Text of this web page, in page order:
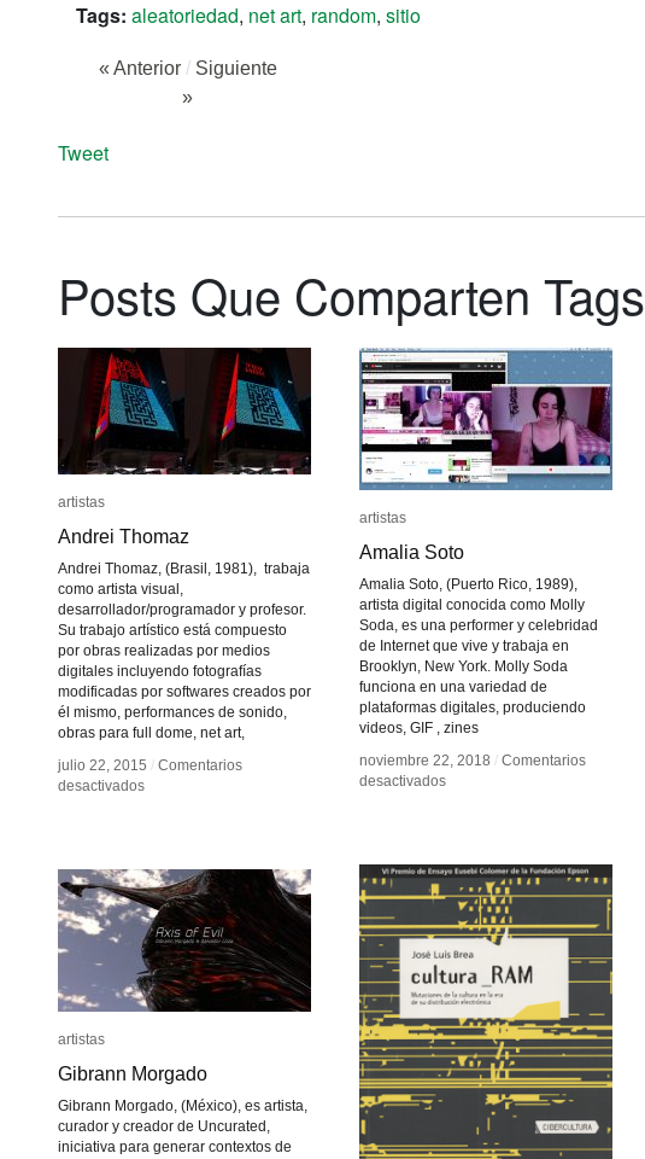
Tags: aleatoriedad, net art, random, sitio
« Anterior / Siguiente
»
Tweet
Posts Que Comparten Tags
artistas
Andrei Thomaz
Andrei Thomaz, (Brasil, 1981), trabaja
como artista visual,
desarrollador/programador y profesor.
Su trabajo artístico está compuesto
por obras realizadas por medios
digitales incluyendo fotografías
modificadas por softwares creados por
él mismo, performances de sonido,
obras para full dome, net art,
julio 22, 2015 / Comentarios
desactivadosen
artistas
Andrei Thomaz
julio 22, 2015 / Comentarios
desactivadosen
artistas
Amalia Soto
Amalia Soto, (Puerto Rico, 1989),
artista digital conocida como Molly
Soda, es una performer y celebridad
de Internet que vive y trabaja en
Brooklyn, New York. Molly Soda
funciona en una variedad de
plataformas digitales, produciendo
videos, GIF , zines
noviembre 22, 2018 / Comentarios
desactivadosen
artistas
Amalia Soto
noviembre 22, 2018 / Comentarios
desactivadosen
artistas
Gibrann Morgado
Gibrann Morgado, (México), es artista,
curador y creador de Uncurated,
iniciativa para generar contextos de
artistas
Gibrann Morgado